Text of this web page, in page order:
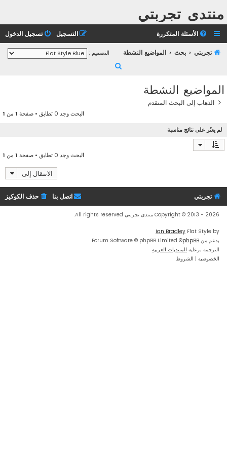
منتدى تجربتي
الأسئلة المتكررة تسجيل الدخول التسجيل
تجربتي بحث المواضيع النشطة التصميم :
المواضيع النشطة
الذهاب إلى البحث المتقدم
البحث وجد 0 تطابق • صفحة 1 من 1
لم يعثَر على نتائج مناسبة
البحث وجد 0 تطابق • صفحة 1 من 1
الانتقال إلى
تجربتي حذف الكوكيز اتصل بنا
Copyright © 2013 - 2026 منتدى تجربتي All rights reserved.
Flat Style by
Ian Bradley
بدعم من phpBB
® Forum Software © phpBB Limited
الترجمة برعاية المنتديات العربية
الخصوصية | الشروط